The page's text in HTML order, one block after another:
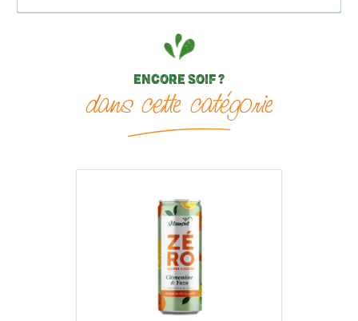
ENCORE SOIF ?
dans cette catégorie